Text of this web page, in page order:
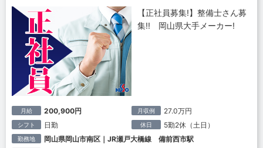
【正社員募集!】整備士さん募
集!! 岡山県大手メーカー!
月給 200,900円 月収例 27.0万円
シフト 日勤 休日 5勤2休（土日）
勤務地 岡山県岡山市南区｜JR瀬戸大橋線 備前西市駅